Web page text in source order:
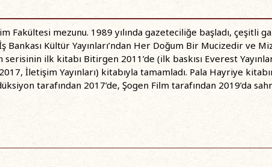
Fakültesi mezunu. 1989 yılında gazeteciliğe başladı, çeşitli
Bankası Kültür Yayınları’ndan Her Doğum Bir Mucizedir ve
ilk kitabı Bitirgen 2011’de (ilk baskısı Everest
İletişim Yayınları) kitabıyla tamamladı. Pala Hayriye
tarafından 2017’de, Şogen Film tarafından 2019’da